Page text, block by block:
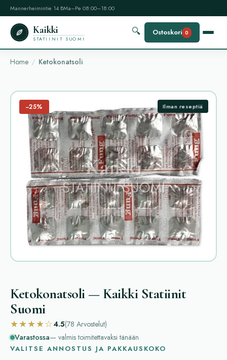
Mannerheimintie 14 BMa–Pe 08:00–18:00
Kaikki
STATIINIT SUOMI
🔍 Ostoskori 0
Home Ketokonatsoli
−25% Ilman reseptiä
Ketokonatsoli — Kaikki Statiinit
Suomi
★★★★☆4.5(78 Arvostelut)
Varastossa— valmis toimitettavaksi tänään
VALITSE ANNOSTUS JA PAKKAUSKOKO